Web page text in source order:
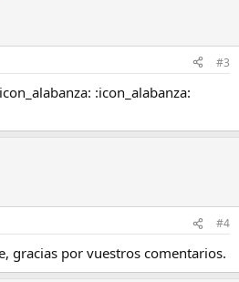
#3
:icon_alabanza:
#4
gracias por vuestros comentarios.